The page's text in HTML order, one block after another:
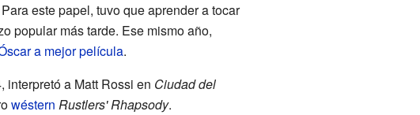
este papel, tuvo que aprender a tocar
popular más tarde. Ese mismo año,
a mejor película.
interpretó a Matt Rossi en Ciudad del
wéstern Rustlers' Rhapsody.